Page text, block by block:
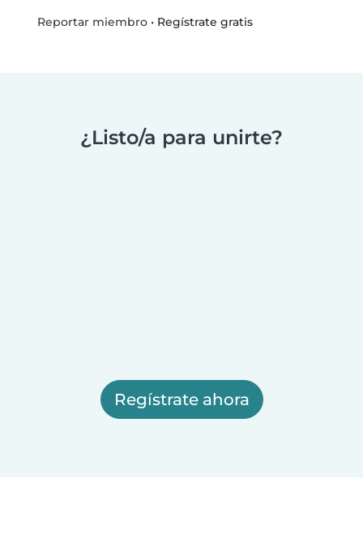
Reportar miembro• Regístrate gratis
¿Listo/a para unirte?
Regístrate ahora